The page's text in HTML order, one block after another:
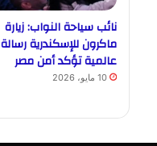
نائب سياحة النواب: زيارة
ماكرون للإسكندرية رسالة
عالمية تؤكد أمن مصر
10 مايو، 2026